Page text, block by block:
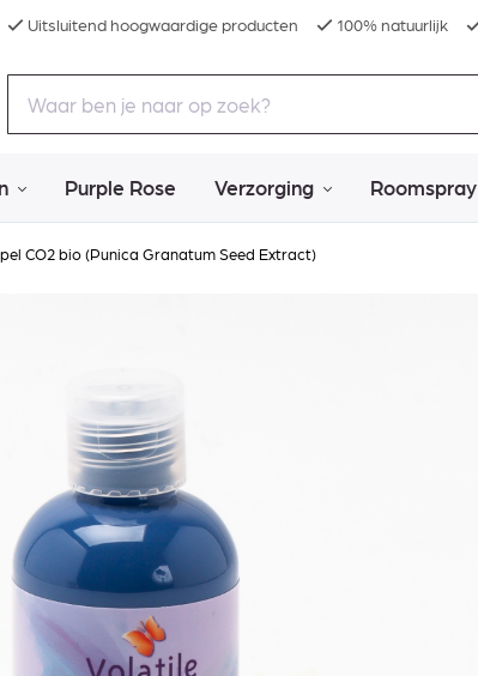
Uitsluitend hoogwaardige producten 100% natuurlijk
Purple Rose Verzorging Roomspray
CO2 bio (Punica Granatum Seed Extract)